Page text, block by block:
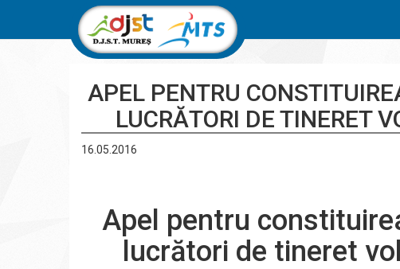
APEL PENTRU
LUCRĂTORI DE TINERET
16.05.2016
Apel pentru
lucrători de tineret